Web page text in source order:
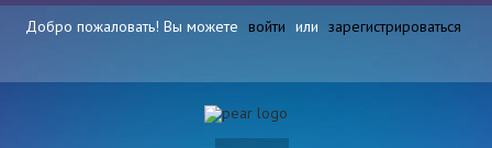
Добро пожаловать! Вы можете войти или зарегистрироваться